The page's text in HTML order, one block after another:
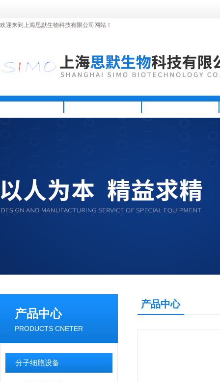
欢迎来到上海思默生物科技有限公司网站！
产品中心
PRODUCTS CNETER
分子细胞设备
产品中心